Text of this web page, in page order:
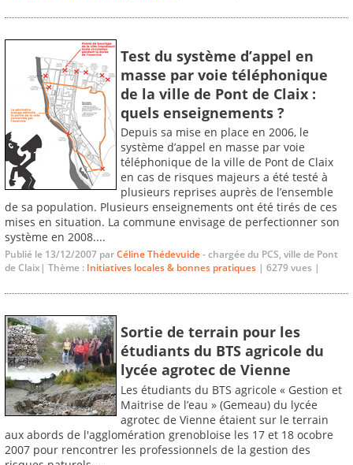
Test du système d’appel en
masse par voie téléphonique
de la ville de Pont de Claix :
quels enseignements ?
Depuis sa mise en place en 2006, le
système d’appel en masse par voie
téléphonique de la ville de Pont de Claix
en cas de risques majeurs a été testé à
plusieurs reprises auprès de l’ensemble
de sa population. Plusieurs enseignements ont été tirés de ces
mises en situation. La commune envisage de perfectionner son
système en 2008....
Publié le 13/12/2007 parCéline Thédevuide- chargée du PCS, ville de Pont
de Claix| Thème : Initiatives locales & bonnes pratiques | 6279 vues |
Sortie de terrain pour les
étudiants du BTS agricole du
lycée agrotec de Vienne
Les étudiants du BTS agricole « Gestion et
Maitrise de l’eau » (Gemeau) du lycée
agrotec de Vienne étaient sur le terrain
aux abords de l'agglomération grenobloise les 17 et 18 ocobre
2007 pour rencontrer les professionnels de la gestion des